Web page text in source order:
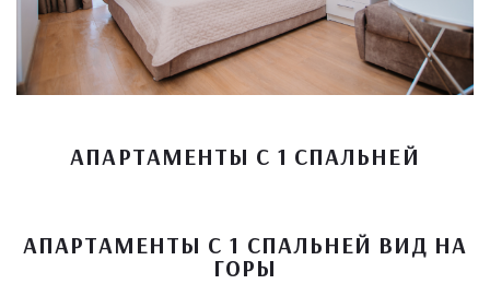
АПАРТАМЕНТЫ С 1 СПАЛЬНЕЙ
АПАРТАМЕНТЫ С 1 СПАЛЬНЕЙ ВИД НА
ГОРЫ